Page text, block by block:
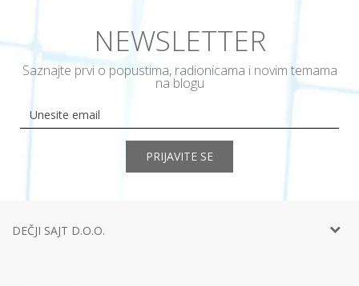
NEWSLETTER
Saznajte prvi o popustima, radionicama i novim temama
na blogu
PRIJAVITE SE
DEČJI SAJT D.O.O.